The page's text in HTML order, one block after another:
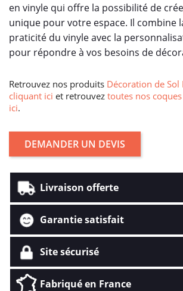
en vinyle qui offre la possibilité de
unique pour votre espace. Il combine
praticité du vinyle avec la
pour répondre à vos besoins de
Retrouvez nos produits Décoration de Sol
cliquant ici et retrouvez toutes nos
ici.
DEMANDER UN DEVIS
Livraison offerte
Garantie satisfait
Site sécurisé
Fabriqué en France